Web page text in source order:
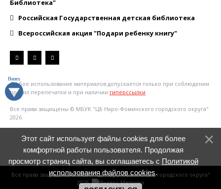
Библиотека"
Российская Государственная детская библиотека
Всероссийская акция "Подари ребенку книгу"
Любое использование материалов допускается только при соблюдении
правил перепечатки и при наличии гиперссылки
Все права защищены © МБУК "ЦБ Наро-Фоминского городского округа"
2026.
Все права защищены © МБУК "ЦБ Наро-Фоминского городского округа"
2026.
Этот сайт использует файлы cookies для более
комфортной работы пользователя. Продолжая
просмотр страниц сайта, вы соглашаетесь с Политикой
использования файлов cookies.